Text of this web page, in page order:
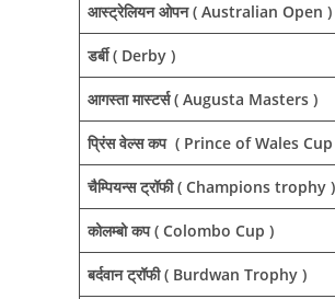
आस्ट्रेलियन ओपन ( Australian Open )
डर्बी ( Derby )
आगस्ता मास्टर्स ( Augusta Masters )
प्रिंस वेल्स कप ( Prince of Wales
चैम्पियन्स ट्रॉफी ( Champions trophy )
कोलम्बो कप ( Colombo Cup )
बर्दवान ट्रॉफी ( Burdwan Trophy )